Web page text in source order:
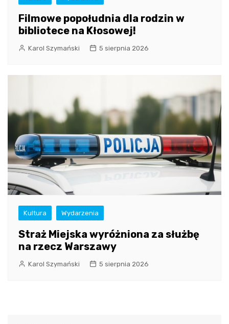
Filmowe popołudnia dla rodzin w
bibliotece na Kłosowej!
Karol Szymański 5 sierpnia 2026
Kultura Wydarzenia
Straż Miejska wyróżniona za służbę
na rzecz Warszawy
Karol Szymański 5 sierpnia 2026